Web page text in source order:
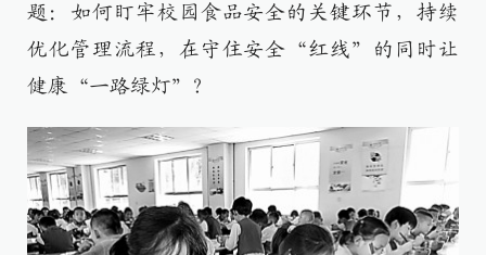
题：如何盯牢校园食品安全的关键环节，持续
优化管理流程，在守住安全“红线”的同时让
健康“一路绿灯”？